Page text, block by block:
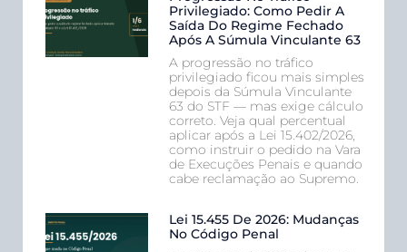
Privilegiado: Como Pedir A
Saída Do Regime Fechado
Após A Súmula Vinculante 63
A progressão no tráfico
privilegiado ficou mais simples
depois da Súmula Vinculante
63 do STF — mas exige cálculo
correto. Veja qual percentual
aplicar após a Lei 15.402/2026,
como instruir o pedido na Vara
de Execuções Penais e quando
cabe reclamação ao Supremo.
Lei 15.455 De 2026: Mudanças
No Código Penal